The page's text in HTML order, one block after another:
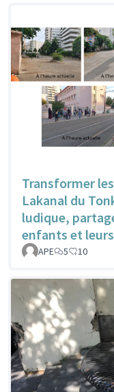
Transformer
Lakanal du
ludique,
enfants et
APE 5 10